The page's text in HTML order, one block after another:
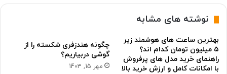
نوشته های مشابه
بهترین ساعت های هوشمند زیر
۵ میلیون تومان کدام اند؟
راهنمای خرید مدل های پرفروش
با امکانات کامل و ارزش خرید بالا
چگونه هندزفری شکسته را از
گوشی دربیاریم؟
مهر 15, 1403